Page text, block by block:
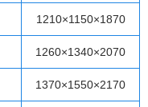
1210×1150×1870
1260×1340×2070
1370×1550×2170